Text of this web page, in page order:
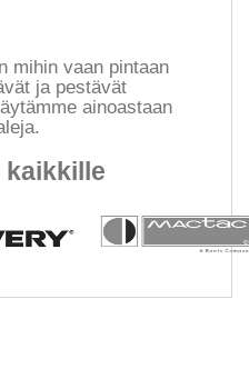
mihin vaan pintaan
ja pestävät
ainoastaan
kaikkille